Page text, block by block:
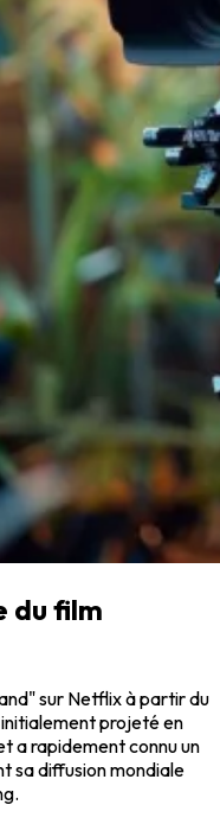
du film
sur Netflix à partir du
projeté en
a rapidement connu un
sa diffusion mondiale